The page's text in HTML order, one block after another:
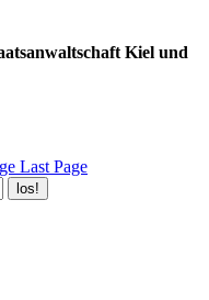
Kiel und
Last Page
los!